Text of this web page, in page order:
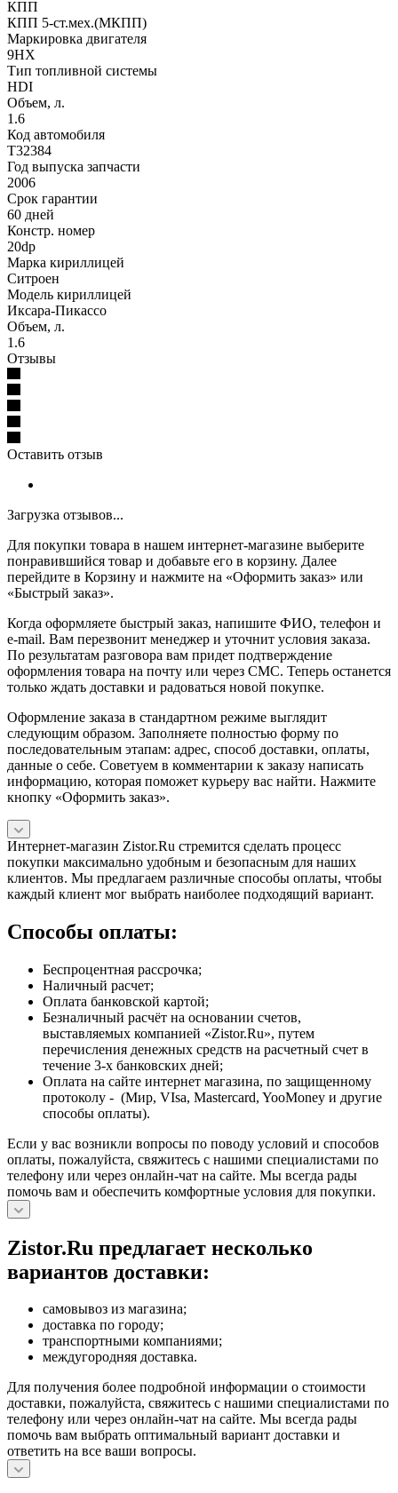
КПП
КПП 5-ст.мех.(МКПП)
Маркировка двигателя
9HX
Тип топливной системы
HDI
Объем, л.
1.6
Код автомобиля
T32384
Год выпуска запчасти
2006
Срок гарантии
60 дней
Констр. номер
20dp
Марка кириллицей
Ситроен
Модель кириллицей
Иксара-Пикассо
Объем, л.
1.6
Отзывы
Оставить отзыв
Загрузка отзывов...
Для покупки товара в нашем интернет-магазине выберите
понравившийся товар и добавьте его в корзину. Далее
перейдите в Корзину и нажмите на «Оформить заказ» или
«Быстрый заказ».
Когда оформляете быстрый заказ, напишите ФИО, телефон и
e-mail. Вам перезвонит менеджер и уточнит условия заказа.
По результатам разговора вам придет подтверждение
оформления товара на почту или через СМС. Теперь останется
только ждать доставки и радоваться новой покупке.
Оформление заказа в стандартном режиме выглядит
следующим образом. Заполняете полностью форму по
последовательным этапам: адрес, способ доставки, оплаты,
данные о себе. Советуем в комментарии к заказу написать
информацию, которая поможет курьеру вас найти. Нажмите
кнопку «Оформить заказ».
Интернет-магазин Zistor.Ru стремится сделать процесс
покупки максимально удобным и безопасным для наших
клиентов. Мы предлагаем различные способы оплаты, чтобы
каждый клиент мог выбрать наиболее подходящий вариант.
Способы оплаты:
Беспроцентная рассрочка;
Наличный расчет;
Оплата банковской картой;
Безналичный расчёт на основании счетов,
выставляемых компанией «Zistor.Ru», путем
перечисления денежных средств на расчетный счет в
течение 3-х банковских дней;
Оплата на сайте интернет магазина, по защищенному
протоколу - (Мир, VIsa, Mastercard, YooMoney и другие
способы оплаты).
Если у вас возникли вопросы по поводу условий и способов
оплаты, пожалуйста, свяжитесь с нашими специалистами по
телефону или через онлайн-чат на сайте. Мы всегда рады
помочь вам и обеспечить комфортные условия для покупки.
Zistor.Ru предлагает несколько
вариантов доставки:
самовывоз из магазина;
доставка по городу;
транспортными компаниями;
междугородняя доставка.
Для получения более подробной информации о стоимости
доставки, пожалуйста, свяжитесь с нашими специалистами по
телефону или через онлайн-чат на сайте. Мы всегда рады
помочь вам выбрать оптимальный вариант доставки и
ответить на все ваши вопросы.